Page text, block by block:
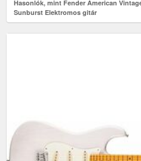
Hasonlók, mint Fender American
Sunburst Elektromos gitár